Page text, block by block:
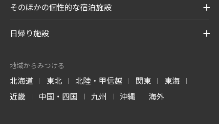
そのほかの個性的な宿泊施設
日帰り施設
地域からみつける
北海道 | 東北 | 北陸・甲信越 | 関東 | 東海 |
近畿 | 中国・四国 | 九州 | 沖縄 | 海外